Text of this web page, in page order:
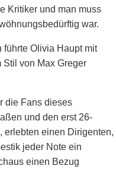
Kritiker und man muss
war.
führte Olivia Haupt mit
von Max Greger
die Fans dieses
und den erst 26-
erlebten einen Dirigenten,
jeder Note ein
einen Bezug